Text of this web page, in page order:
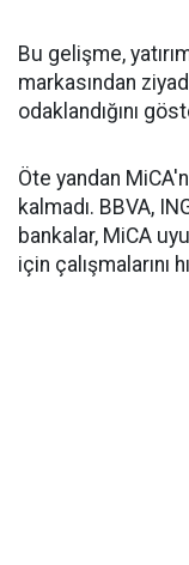
Bu gelişme,
markasından
odaklandığını
Öte yandan
kalmadı. BBVA,
bankalar, MiCA
için çalışmalarını